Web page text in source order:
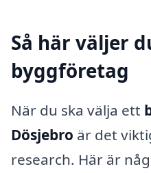
Så här väljer
byggföretag
När du ska välja ett
Dösjebro är det
research. Här är